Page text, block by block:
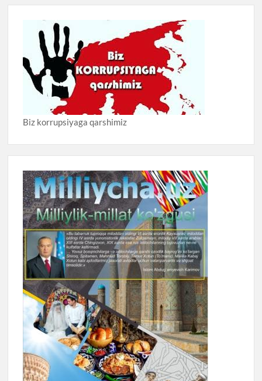
Biz korrupsiyaga qarshimiz